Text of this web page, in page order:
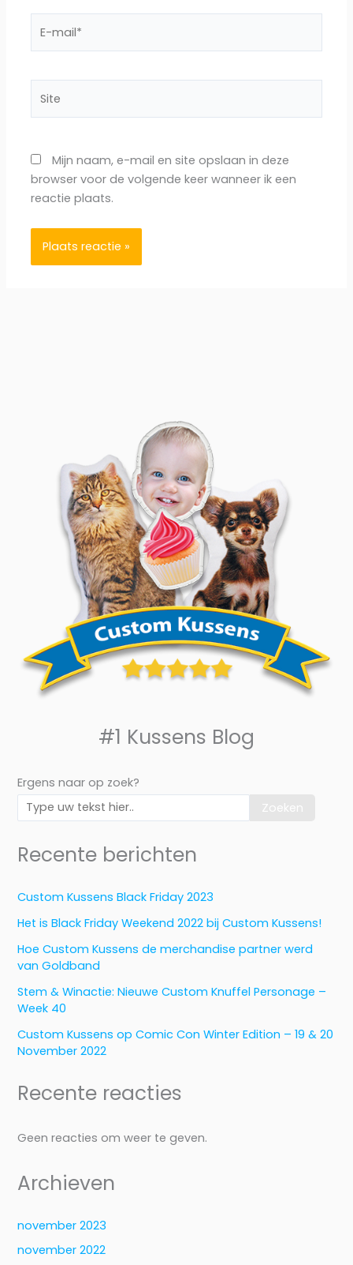
mail*
Mijn naam, e-mail en site opslaan in deze
browser voor de volgende keer wanneer ik een
reactie plaats.
#1 Kussens Blog
Ergens naar op zoek?
Zoeken
Recente berichten
Custom Kussens Black Friday 2023
Het is Black Friday Weekend 2022 bij Custom Kussens!
Hoe Custom Kussens de merchandise partner werd
van Goldband
Stem & Winactie: Nieuwe Custom Knuffel Personage –
Week 40
Custom Kussens op Comic Con Winter Edition – 19 & 20
November 2022
Recente reacties
Geen reacties om weer te geven.
Archieven
november 2023
november 2022